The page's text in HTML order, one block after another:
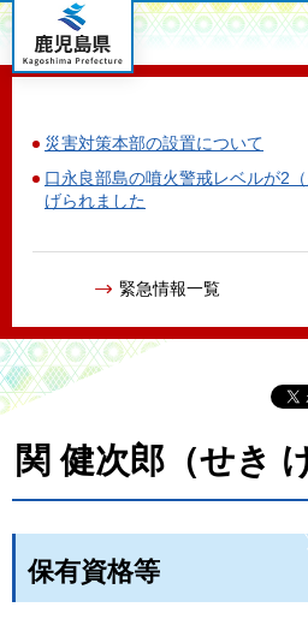
鹿児島県
災害対策本部の設置について
口永良部島の噴火警戒レベルが2
げられました
緊急情報一覧
関 健次郎（せき
保有資格等